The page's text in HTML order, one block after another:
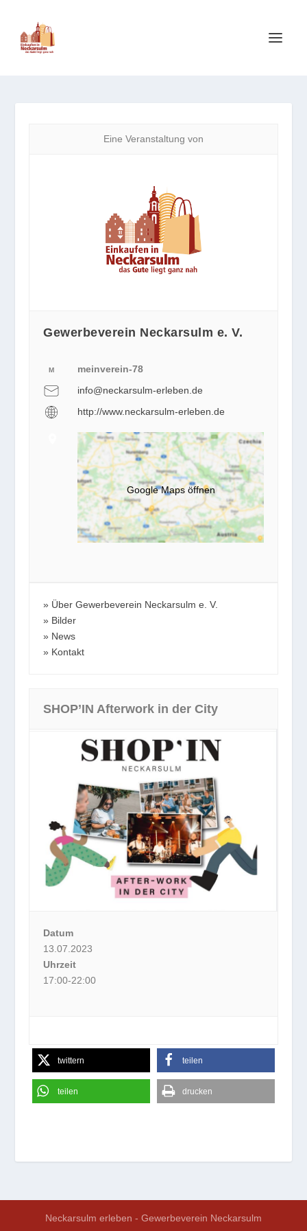
Eine Veranstaltung von
Gewerbeverein Neckarsulm e. V.
M
meinverein-78
info@neckarsulm-erleben.de
http://www.neckarsulm-erleben.de
Google Maps öffnen
Über Gewerbeverein Neckarsulm e. V.
Bilder
News
Kontakt
SHOP’IN Afterwork in der City
Datum
13.07.2023
Uhrzeit
17:00-22:00
twittern teilen
teilen drucken
Neckarsulm erleben - Gewerbeverein Neckarsulm